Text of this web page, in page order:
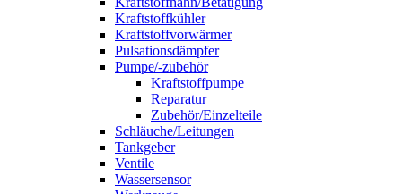
Kraftstoffkühler
Kraftstoffvorwärmer
Pulsationsdämpfer
Pumpe/-zubehör
Kraftstoffpumpe
Reparatur
Zubehör/Einzelteile
Schläuche/Leitungen
Tankgeber
Ventile
Wassersensor